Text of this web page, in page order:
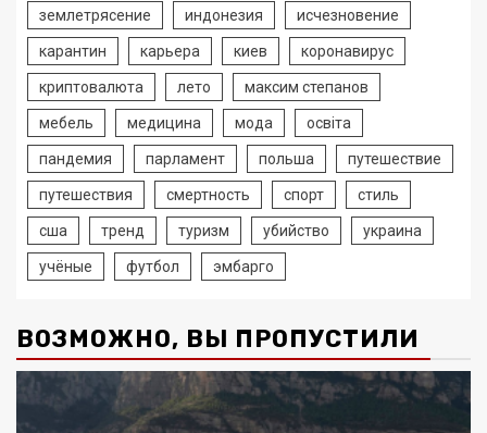
землетрясение индонезия исчезновение
карантин карьера киев коронавирус
криптовалюта лето максим степанов
мебель медицина мода освіта
пандемия парламент польша путешествие
путешествия смертность спорт стиль
сша тренд туризм убийство украина
учёные футбол эмбарго
ВОЗМОЖНО, ВЫ ПРОПУСТИЛИ